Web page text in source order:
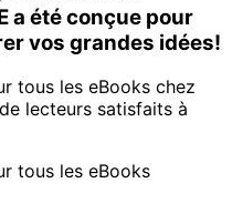
a été conçue pour
vos grandes idées!
tous les eBooks chez
lecteurs satisfaits à
tous les eBooks